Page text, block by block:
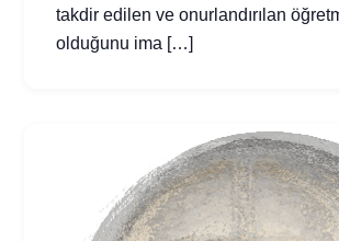
takdir edilen ve onurlandırılan
olduğunu ima […]